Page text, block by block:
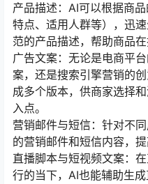
产品描述：AI可以根据商
特点、适用人群等），迅
范的产品描述，帮助商品在
广告文案：无论是电商平
案，还是搜索引擎营销的
成多个版本，供商家选择
入点。
营销邮件与短信：针对不
的营销邮件和短信内容，提
直播脚本与短视频文案：
行的当下，AI也能辅助生